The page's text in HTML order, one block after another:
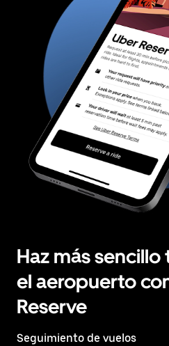
Haz más
el aeropuerto
Reserve
Seguimiento de vuelos